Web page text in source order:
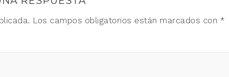
Los campos obligatorios están marcados con *